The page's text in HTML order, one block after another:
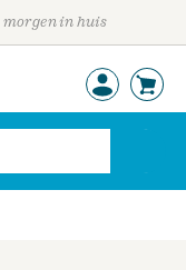
morgen in huis